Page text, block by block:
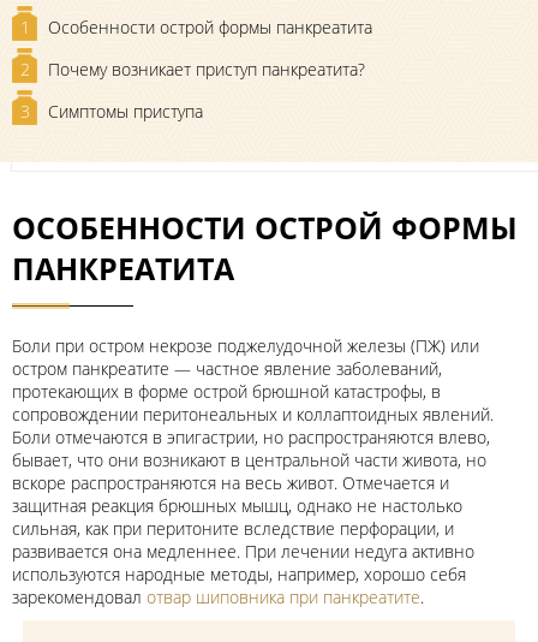
1
Особенности острой формы панкреатита
2
Почему возникает приступ панкреатита?
3
Симптомы приступа
ОСОБЕННОСТИ ОСТРОЙ ФОРМЫ
ПАНКРЕАТИТА
Боли при остром некрозе поджелудочной железы (ПЖ) или
остром панкреатите — частное явление заболеваний,
протекающих в форме острой брюшной катастрофы, в
сопровождении перитонеальных и коллаптоидных явлений.
Боли отмечаются в эпигастрии, но распространяются влево,
бывает, что они возникают в центральной части живота, но
вскоре распространяются на весь живот. Отмечается и
защитная реакция брюшных мышц, однако не настолько
сильная, как при перитоните вследствие перфорации, и
развивается она медленнее. При лечении недуга активно
используются народные методы, например, хорошо себя
зарекомендовал отвар шиповника при панкреатите.